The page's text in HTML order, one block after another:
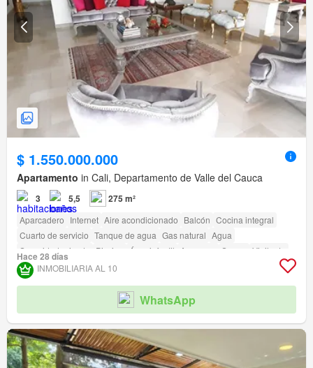
$ 1.550.000.000
Apartamento in Cali, Departamento de Valle del Cauca
3 5,5 275 m²
Aparcadero Internet Aire acondicionado Balcón Cocina integral
Cuarto de servicio Tanque de agua Gas natural Agua
Seguridad privada
Piscina Área infantil Ascensor Sauna
Vigilante
Caseta de vigilancia
Acceso para personas con discapacidad
Hace 28 días
INMOBILIARIA AL 10
WhatsApp